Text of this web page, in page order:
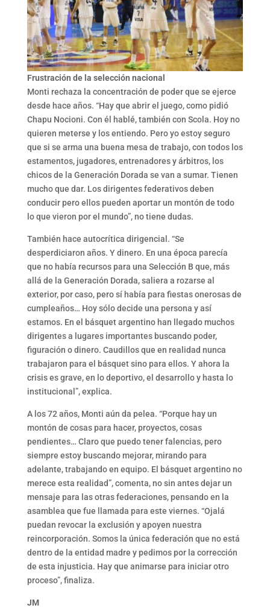
Frustración de la selección nacional
Monti rechaza la concentración de poder que se ejerce
desde hace años. “Hay que abrir el juego, como pidió
Chapu Nocioni. Con él hablé, también con Scola. Hoy no
quieren meterse y los entiendo. Pero yo estoy seguro
que si se arma una buena mesa de trabajo, con todos los
estamentos, jugadores, entrenadores y árbitros, los
chicos de la Generación Dorada se van a sumar. Tienen
mucho que dar. Los dirigentes federativos deben
conducir pero ellos pueden aportar un montón de todo
lo que vieron por el mundo”, no tiene dudas.
También hace autocrítica dirigencial. “Se
desperdiciaron años. Y dinero. En una época parecía
que no había recursos para una Selección B que, más
allá de la Generación Dorada, saliera a rozarse al
exterior, por caso, pero sí había para fiestas onerosas de
cumpleaños… Hoy sólo decide una persona y así
estamos. En el básquet argentino han llegado muchos
dirigentes a lugares importantes buscando poder,
figuración o dinero. Caudillos que en realidad nunca
trabajaron para el básquet sino para ellos. Y ahora la
crisis es grave, en lo deportivo, el desarrollo y hasta lo
institucional”, explica.
A los 72 años, Monti aún da pelea. “Porque hay un
montón de cosas para hacer, proyectos, cosas
pendientes… Claro que puedo tener falencias, pero
siempre estoy buscando mejorar, mirando para
adelante, trabajando en equipo. El básquet argentino no
merece esta realidad”, comenta, no sin antes dejar un
mensaje para las otras federaciones, pensando en la
asamblea que fue llamada para este viernes. “Ojalá
puedan revocar la exclusión y apoyen nuestra
reincorporación. Somos la única federación que no está
dentro de la entidad madre y pedimos por la corrección
de esta injusticia. Hay que animarse para iniciar otro
proceso”, finaliza.
JM